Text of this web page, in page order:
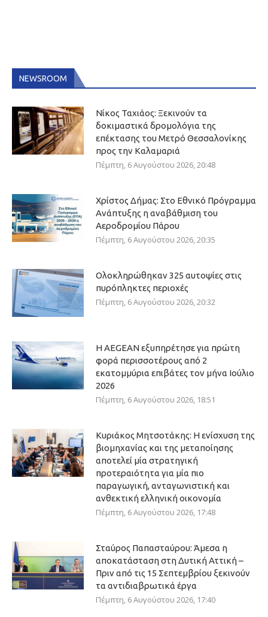
NEWSROOM
Νίκος Ταχιάος: Ξεκινούν τα
δοκιμαστικά δρομολόγια της
επέκτασης του Μετρό Θεσσαλονίκης
προς την Καλαμαριά
Πέμπτη, 6 Αυγούστου 2026, 20:48
Χρίστος Δήμας: Στο Εθνικό Πρόγραμμα
Ανάπτυξης η αναβάθμιση του
Αεροδρομίου Πάρου
Πέμπτη, 6 Αυγούστου 2026, 20:35
Ολοκληρώθηκαν 325 αυτοψίες στις
πυρόπληκτες περιοχές
Πέμπτη, 6 Αυγούστου 2026, 20:32
Η AEGEAN εξυπηρέτησε για πρώτη
φορά περισσοτέρους από 2
εκατομμύρια επιβάτες τον μήνα Ιούλιο
2026
Πέμπτη, 6 Αυγούστου 2026, 18:51
Κυριάκος Μητσοτάκης: Η ενίσχυση της
βιομηχανίας και της μεταποίησης
αποτελεί μία στρατηγική
προτεραιότητα για μία πιο
παραγωγική, ανταγωνιστική και
ανθεκτική ελληνική οικονομία
Πέμπτη, 6 Αυγούστου 2026, 17:48
Σταύρος Παπασταύρου: Άμεσα η
αποκατάσταση στη Δυτική Αττική –
Πριν από τις 15 Σεπτεμβρίου ξεκινούν
τα αντιδιαβρωτικά έργα
Πέμπτη, 6 Αυγούστου 2026, 17:40